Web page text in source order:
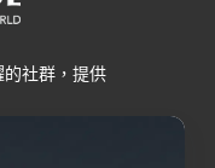
社群，提供